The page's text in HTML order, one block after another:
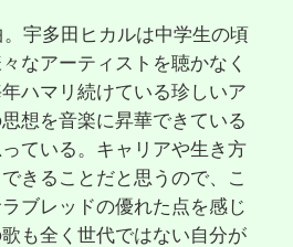
宇多田ヒカルは中学生の頃
なアーティストを聴かなく
ハマリ続けている珍しいア
想を音楽に昇華できている
ている。キャリアや生き方
きることだと思うので、こ
ブレッドの優れた点を感じ
も全く世代ではない自分が